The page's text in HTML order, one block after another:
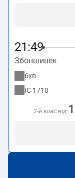
21:49
Збоншинек
6хв
IC 1710
2-й клас від: